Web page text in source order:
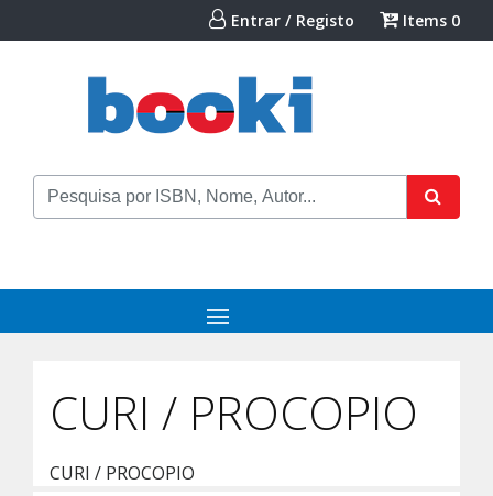
Entrar / Registo Items 0
CURI / PROCOPIO
CURI / PROCOPIO